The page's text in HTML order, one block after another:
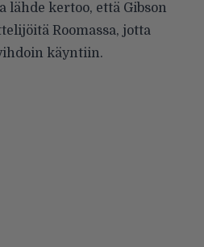
lähde kertoo, että Gibson
Roomassa, jotta
käyntiin.